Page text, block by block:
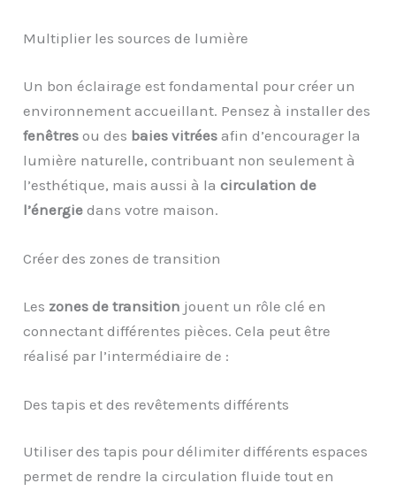
Multiplier les sources de lumière
Un bon éclairage est fondamental pour créer un
environnement accueillant. Pensez à installer des
fenêtres ou des baies vitrées afin d’encourager la
lumière naturelle, contribuant non seulement à
l’esthétique, mais aussi à lacirculation de
l’énergie dans votre maison.
Créer des zones de transition
Les zones de transition jouent un rôle clé en
connectant différentes pièces. Cela peut être
réalisé par l’intermédiaire de :
Des tapis et des revêtements différents
Utiliser des tapis pour délimiter différents espaces
permet de rendre la circulation fluide tout en